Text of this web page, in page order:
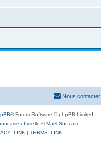
Nous contacter
® Forum Software © phpBB Limited
officielle ©Maël Soucaze
| TERMS_LINK